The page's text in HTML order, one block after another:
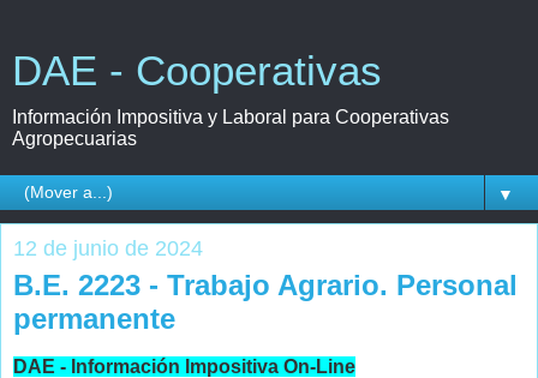
DAE - Cooperativas
Información Impositiva y Laboral para Cooperativas
Agropecuarias
▼
12 de junio de 2024
B.E. 2223 - Trabajo Agrario. Personal
permanente
DAE - Información Impositiva On-Line